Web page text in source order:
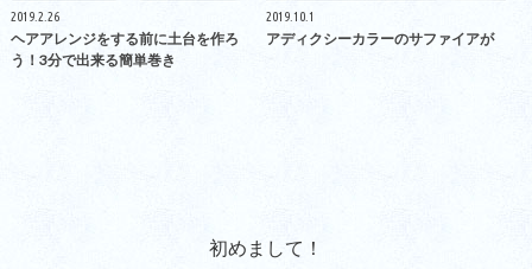
2019.2.26
ヘアアレンジをする前に土台を作ろ
う！3分で出来る簡単巻き
2019.10.1
アディクシーカラーのサファイアが
初めまして！